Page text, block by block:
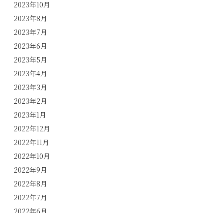
2023年10月
2023年8月
2023年7月
2023年6月
2023年5月
2023年4月
2023年3月
2023年2月
2023年1月
2022年12月
2022年11月
2022年10月
2022年9月
2022年8月
2022年7月
2022年6月